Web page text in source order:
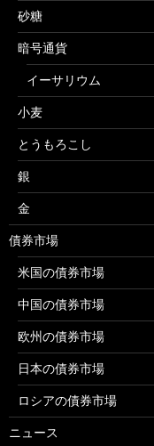
砂糖
暗号通貨
イーサリウム
小麦
とうもろこし
銀
金
債券市場
米国の債券市場
中国の債券市場
欧州の債券市場
日本の債券市場
ロシアの債券市場
ニュース